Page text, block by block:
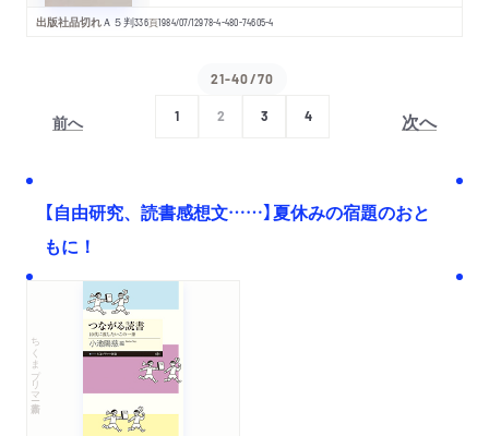
出版社品切れＡ５判336頁1984/07/12978-4-480-74605-4
前へ
21-40/70
1 2 3 4 次へ
【自由研究、読書感想文……】夏休みの宿題のおと
もに！
ちくまプリマー新書